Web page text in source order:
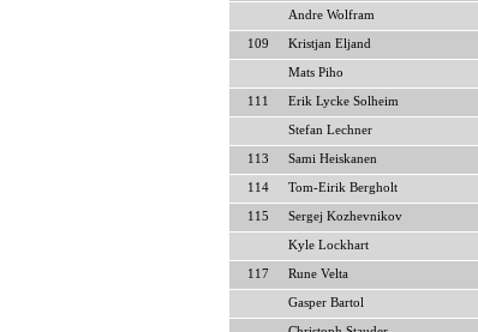
Andre Wolfram
109 Kristjan Eljand
Mats Piho
111 Erik Lycke Solheim
Stefan Lechner
113 Sami Heiskanen
114 Tom-Eirik Bergholt
115 Sergej Kozhevnikov
Kyle Lockhart
117 Rune Velta
Gasper Bartol